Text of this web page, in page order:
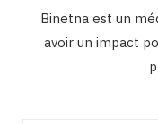
Binetna est un
avoir un impact